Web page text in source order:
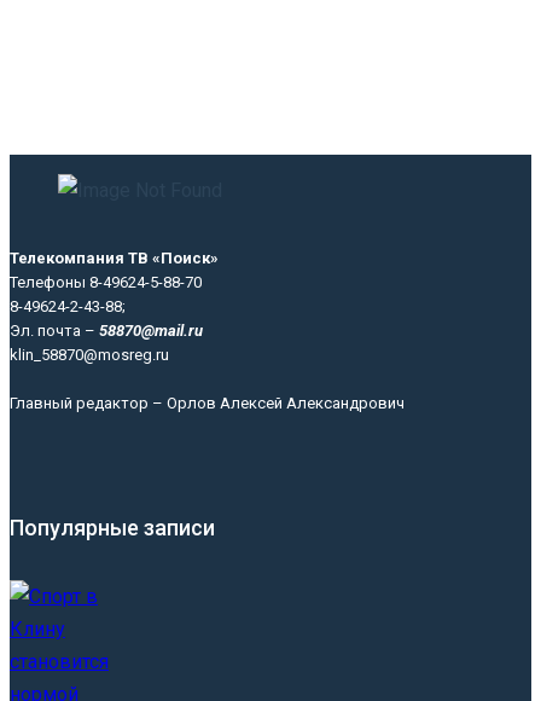
Телекомпания ТВ «Поиск»
Телефоны 8-49624-5-88-70
8-49624-2-43-88;
Эл. почта – 58870@mail.ru
klin_58870@mosreg.ru
Главный редактор – Орлов Алексей Александрович
Популярные записи